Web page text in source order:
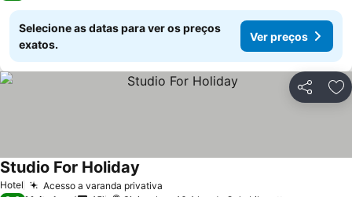
Selecione as datas para ver os preços
exatos.
Ver preços
Partilhar
Hotel Acesso a varanda privativa
Studio For Holiday